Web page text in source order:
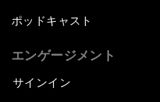
ポッドキャスト
エンゲージメント
サインイン